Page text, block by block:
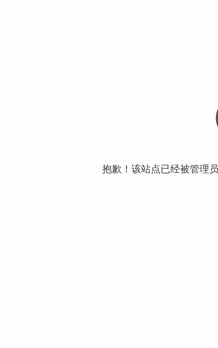
抱歉！该站点已经被管理